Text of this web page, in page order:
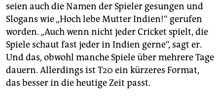
seien auch die Namen der Spieler gesungen und
Slogans wie „Hoch lebe Mutter Indien!“ gerufen
worden. „Auch wenn nicht jeder Cricket spielt, die
Spiele schaut fast jeder in Indien gerne“, sagt er.
Und das, obwohl manche Spiele über mehrere Tage
dauern. Allerdings ist T20 ein kürzeres Format,
das besser in die heutige Zeit passt.